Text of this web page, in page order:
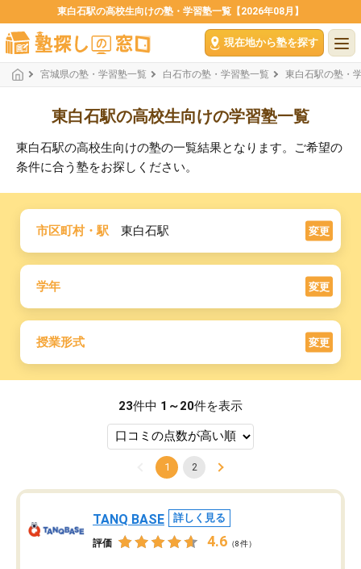
東白石駅の高校生向けの塾・学習塾一覧【2026年08月】
現在地から塾を探す
宮城県の塾・学習塾一覧 白石市の塾・学習塾一覧 東白石駅の塾・
東白石駅の高校生向けの学習塾一覧
東白石駅の高校生向けの塾の一覧結果となります。ご希望の
条件に合う塾をお探しください。
市区町村・駅 東白石駅 変更
学年 変更
授業形式 変更
23件中 1～20件を表示
1 2
TANQ BASE 詳しく見る
評価 4.6 （8件）